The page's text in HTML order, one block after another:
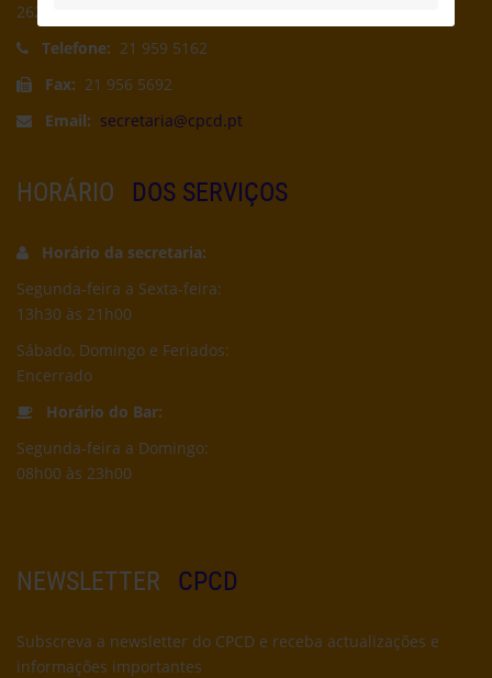
2625-235 Póvoa de Santa Iria
Telefone: 21 959 5162
Fax: 21 956 5692
Email: secretaria@cpcd.pt
HORÁRIO DOS SERVIÇOS
Horário da secretaria:
Segunda-feira a Sexta-feira:
13h30 às 21h00
Sábado, Domingo e Feriados:
Encerrado
Horário do Bar:
Segunda-feira a Domingo:
08h00 às 23h00
NEWSLETTER CPCD
Subscreva a newsletter do CPCD e receba actualizações e
informações importantes